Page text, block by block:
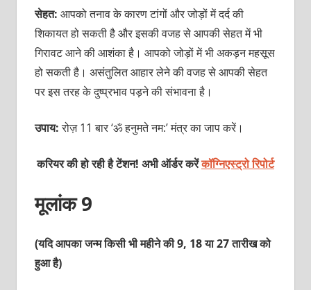
सेहत: आपको तनाव के कारण टांगों और जोड़ों में दर्द की
शिकायत हो सकती है और इसकी वजह से आपकी सेहत में भी
गिरावट आने की आशंका है। आपको जोड़ों में भी अकड़न महसूस
हो सकती है। असंतुलित आहार लेने की वजह से आपकी सेहत
पर इस तरह के दुष्‍प्रभाव पड़ने की संभावना है।
उपाय:रोज़ 11 बार ‘ॐ हनुमते नम:’ मंत्र का जाप करें।
करियर की हो रही है टेंशन! अभी ऑर्डर करेंकॉग्निएस्ट्रो रिपोर्ट
मूलांक 9
(यदि आपका जन्‍म किसी भी महीने की 9, 18 या 27 तारीख को
हुआ है)